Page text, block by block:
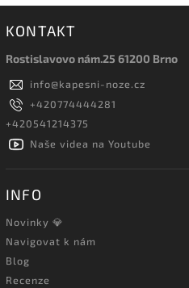
KONTAKT
Rostislavovo nám.25 61200 Brno
info@kapesni-noze.cz
+420774444281
+420541214375
Naše videa na Youtube
INFO
Novinky 💎
Navigovat k nám
Blog
Recenze